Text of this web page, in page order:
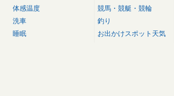
体感温度
洗車
睡眠
競馬・競艇・競輪
釣り
お出かけスポット天気